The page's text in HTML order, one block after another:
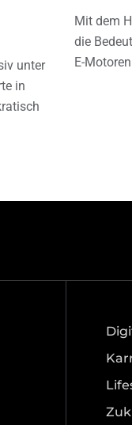
unter
in
Mit dem
die
E-